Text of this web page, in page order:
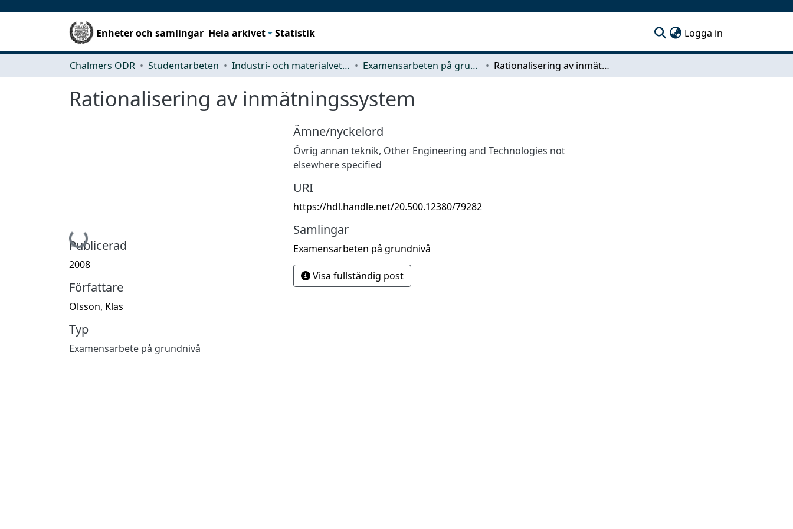
Enheter och samlingar Hela arkivet Statistik Logga in
Chalmers ODR Studentarbeten Industri- och materialvetenskap (IMS) Examensarbeten på grundnivå Rationalisering av inmätningssystem
Rationalisering av inmätningssystem
Hämtar...
Publicerad
2008
Författare
Olsson, Klas
Typ
Examensarbete på grundnivå
Ämne/nyckelord
Övrig annan teknik, Other Engineering and Technologies not
elsewhere specified
URI
https://hdl.handle.net/20.500.12380/79282
Samlingar
Examensarbeten på grundnivå
Visa fullständig post